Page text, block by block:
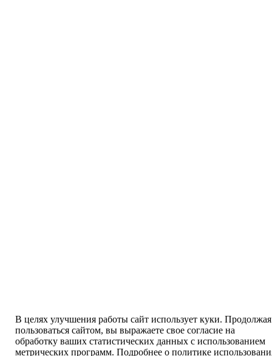
В целях улучшения работы сайт использует куки. Продолжая
пользоваться сайтом, вы выражаете свое согласие на
обработку ваших статистических данных с использованием
метрических программ. Подробнее о политике